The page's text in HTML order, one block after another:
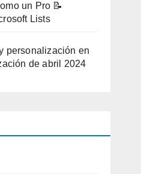
un Pro 📝
Lists
personalización en
de abril 2024